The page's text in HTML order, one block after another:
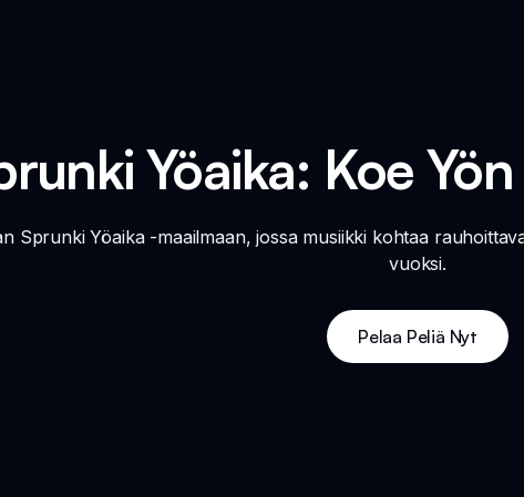
Yöaika: Koe
Sprunki Yöaika -maailmaan, jossa musiikki kohtaa
vuoksi.
Pelaa Peliä Nyt